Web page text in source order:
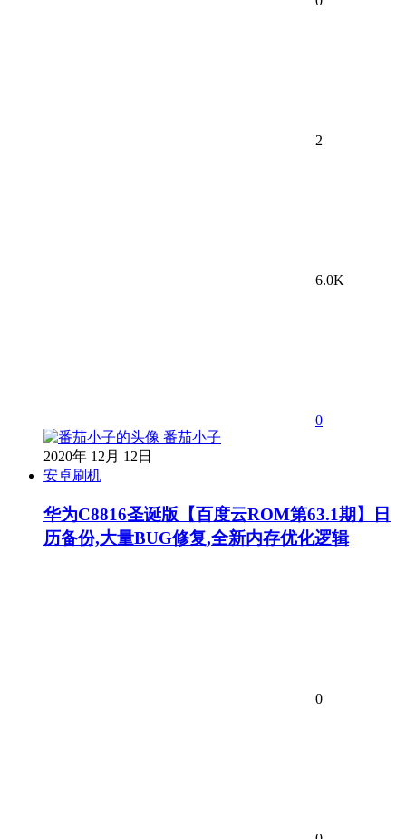
2
6.0K
0
番茄小子
2020年 12月 12日
安卓刷机
华为C8816圣诞版【百度云ROM第63.1期】日
历备份,大量BUG修复,全新内存优化逻辑
0